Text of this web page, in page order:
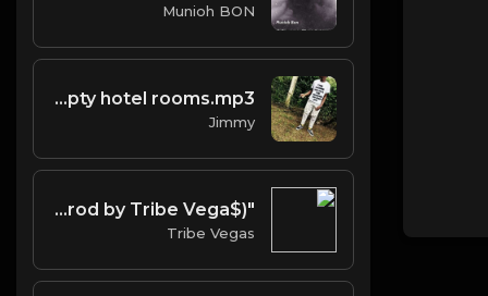
Munioh BON
empty hotel rooms.mp3
Jimmy
"Just Wanna Live" Oj da juiceman x Zaytoven type beat (Prod by Tribe Vega$)
Tribe Vegas